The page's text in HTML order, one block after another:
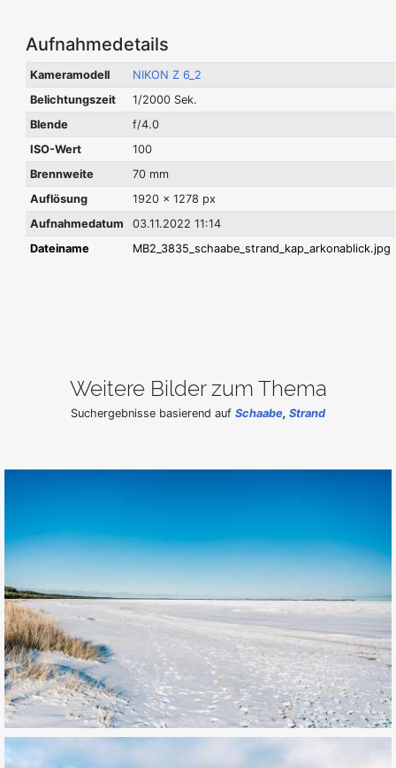
Aufnahmedetails
Kameramodell
NIKON Z 6_2
Belichtungszeit
1/2000 Sek.
Blende
f/4.0
ISO-Wert
100
Brennweite
70 mm
Auflösung
1920 x 1278 px
Aufnahmedatum
03.11.2022 11:14
Dateiname
MB2_3835_schaabe_strand_kap_arkonablick.jpg
Weitere Bilder zum Thema
Suchergebnisse basierend auf Schaabe, Strand